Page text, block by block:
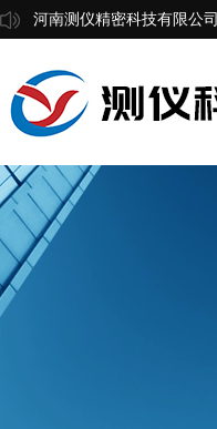
河南测仪精密科技有限公司